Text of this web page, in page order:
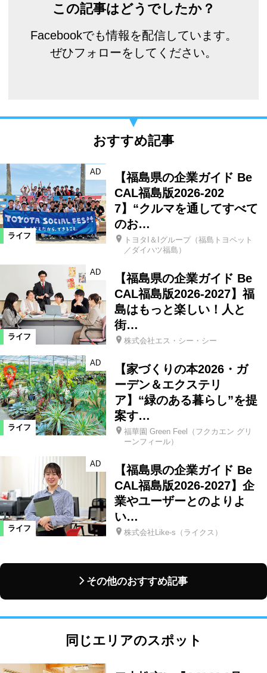
この記事はどうでしたか？
Facebookでも情報を配信しています。
ぜひフォローをしてください。
おすすめ記事
ライフ
AD
【福島県の企業ガイド Be
CAL福島版2026-202
7】“クルマを通してすべて
のお…
トヨタI＆Iグループ（福島トヨペット
／ダイハツ福島）
ライフ
AD
【福島県の企業ガイド Be
CAL福島版2026-2027】福
島はもっと楽しい！人と
街…
株式会社エス・シー・シー
ライフ
AD
【家づくりの本2026・ガ
ーデン＆エクステリ
ア】“緑のある暮らし”を提
案す…
福華園 Green Feel（フクカエン グリ
ーンフィール）
ライフ
AD
【福島県の企業ガイド Be
CAL福島版2026-2027】企
業やユーザーとのよりよ
い…
株式会社Like-s（ライクス）
その他のおすすめ記事
同じエリアのスポット